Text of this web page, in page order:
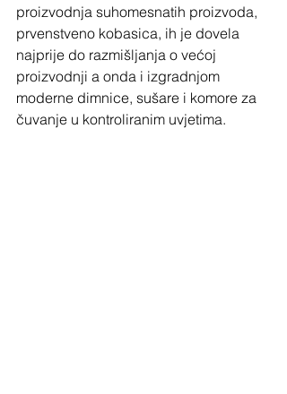
proizvodnja suhomesnatih proizvoda,
prvenstveno kobasica, ih je dovela
najprije do razmišljanja o većoj
proizvodnji a onda i izgradnjom
moderne dimnice, sušare i komore za
čuvanje u kontroliranim uvjetima.